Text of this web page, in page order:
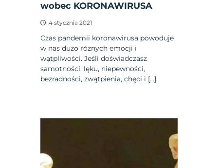
wobec KORONAWIRUSA
4 stycznia 2021
Czas pandemii koronawirusa powoduje
w nas dużo różnych emocji i
wątpliwości. Jeśli doświadczasz
samotności, lęku, niepewności,
bezradności, zwątpienia, chęci i […]